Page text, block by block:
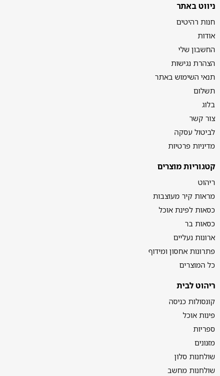
ניווט באתר
חנות רהיטים
אודות
החשבון שלי
הצהרת נגישות
תנאי השימוש באתר
תשלום
בלוג
צור קשר
לביטול עסקה
מדיניות פרטיות
קטגוריות מוצרים
ריהוט
מראות קיר מעוצבות
כסאות לפינת אוכל
כסאות בר
ארונות נעליים
פתרונות אחסון ומידוף
כל המוצרים
ריהוט לבית
קונסולות כניסה
פינות אוכל
ספריות
מזנונים
שולחנות סלון
שולחנות מחשב